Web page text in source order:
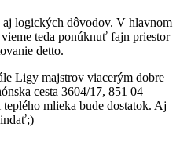
logických dôvodov. V hlavnom
teda ponúknuť fajn priestor
detto.
Ligy majstrov viacerým dobre
cesta 3604/17, 851 04
mlieka bude dostatok. Aj